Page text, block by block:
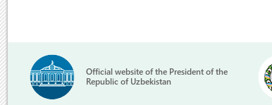
Official website of the President of the
Republic of Uzbekistan